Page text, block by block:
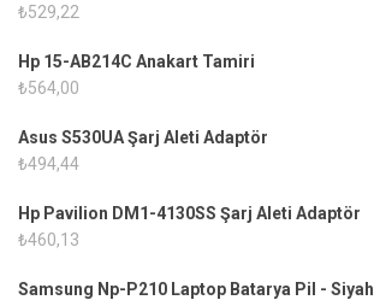
₺529,22
Hp 15-AB214C Anakart Tamiri
₺564,00
Asus S530UA Şarj Aleti Adaptör
₺494,44
Hp Pavilion DM1-4130SS Şarj Aleti Adaptör
₺460,13
Samsung Np-P210 Laptop Batarya Pil - Siyah